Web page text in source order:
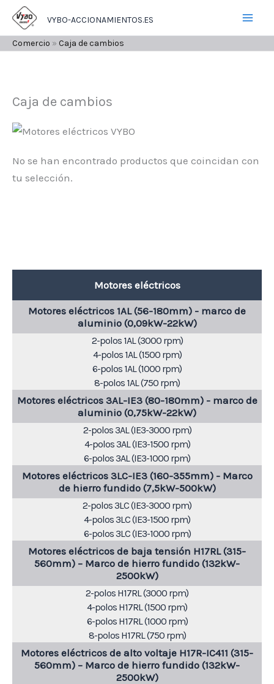
contenido
VYBO-ACCIONAMIENTOS.ES
Comercio » Caja de cambios
Motores eléctricos
Motores eléctricos 1AL (56-180mm) - marco de
aluminio (0,09kW-22kW)
2-polos 1AL (3000 rpm)
4-polos 1AL (1500 rpm)
6-polos 1AL (1000 rpm)
8-polos 1AL (750 rpm)
Motores eléctricos 3AL-IE3 (80-180mm) - marco de
aluminio (0,75kW-22kW)
2-polos 3AL (IE3-3000 rpm)
4-polos 3AL (IE3-1500 rpm)
6-polos 3AL (IE3-1000 rpm)
Motores eléctricos 3LC-IE3 (160-355mm) - Marco
de hierro fundido (7,5kW-500kW)
2-polos 3LC (IE3-3000 rpm)
4-polos 3LC (IE3-1500 rpm)
6-polos 3LC (IE3-1000 rpm)
Motores eléctricos de baja tensión H17RL (315-
560mm) – Marco de hierro fundido (132kW-
2500kW)
2-polos H17RL (3000 rpm)
4-polos H17RL (1500 rpm)
6-polos H17RL (1000 rpm)
8-polos H17RL (750 rpm)
Motores eléctricos de alto voltaje H17R-IC411 (315-
560mm) – Marco de hierro fundido (132kW-
2500kW)
Caja de cambios
No se han encontrado productos que coincidan con
tu selección.